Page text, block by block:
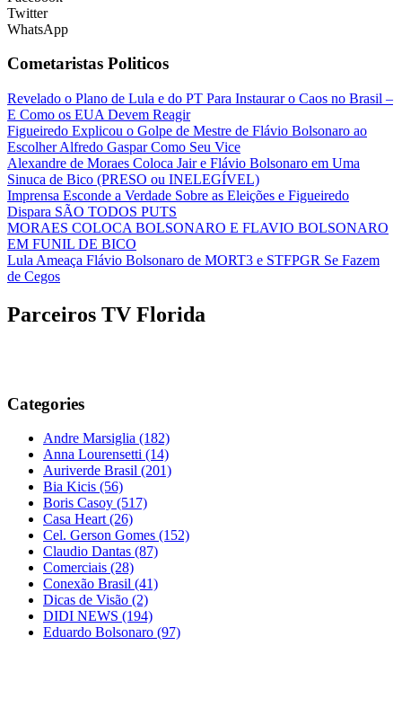
Twitter
WhatsApp
Cometaristas Politicos
Revelado o Plano de Lula e do PT Para Instaurar o Caos no Brasil –
E Como os EUA Devem Reagir
Figueiredo Explicou o Golpe de Mestre de Flávio Bolsonaro ao
Escolher Alfredo Gaspar Como Seu Vice
Alexandre de Moraes Coloca Jair e Flávio Bolsonaro em Uma
Sinuca de Bico (PRESO ou INELEGÍVEL)
Imprensa Esconde a Verdade Sobre as Eleições e Figueiredo
Dispara SÃO TODOS PUTS
MORAES COLOCA BOLSONARO E FLAVIO BOLSONARO
EM FUNIL DE BICO
Lula Ameaça Flávio Bolsonaro de MORT3 e STFPGR Se Fazem
de Cegos
Parceiros TV Florida
Categories
Andre Marsiglia (182)
Anna Lourensetti (14)
Auriverde Brasil (201)
Bia Kicis (56)
Boris Casoy (517)
Casa Heart (26)
Cel. Gerson Gomes (152)
Claudio Dantas (87)
Comerciais (28)
Conexão Brasil (41)
Dicas de Visão (2)
DIDI NEWS (194)
Eduardo Bolsonaro (97)